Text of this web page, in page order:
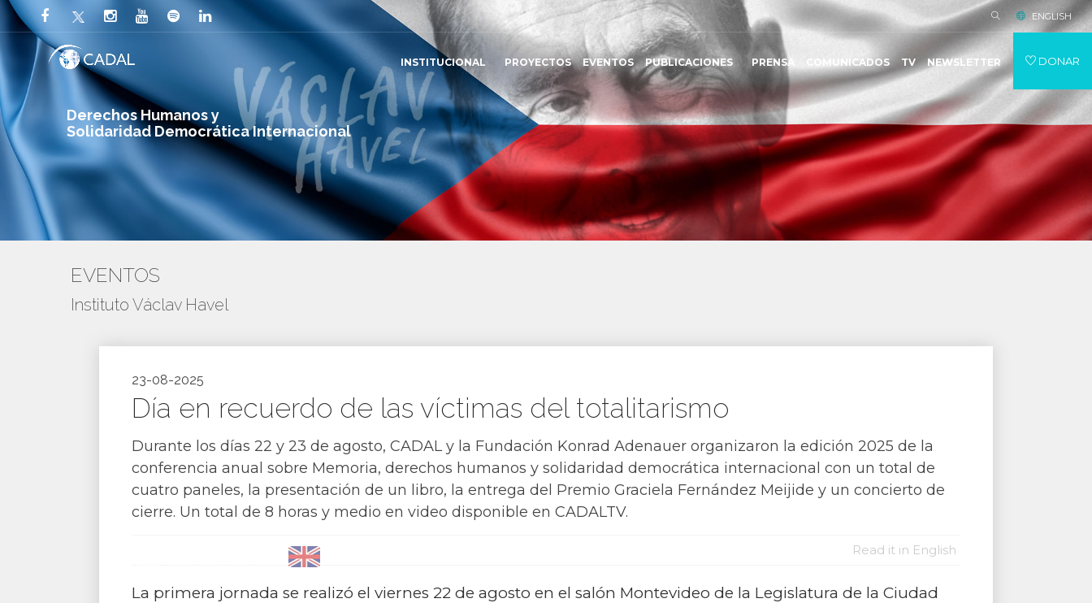
Derechos Humanos y
Solidaridad Democrática Internacional
ENGLISH
INSTITUCIONAL PROYECTOS EVENTOS PUBLICACIONES PRENSA COMUNICADOS TV NEWSLETTER DONAR
EVENTOS
Instituto Václav Havel
23-08-2025
Día en recuerdo de las víctimas del totalitarismo
Durante los días 22 y 23 de agosto, CADAL y la Fundación Konrad Adenauer organizaron la edición 2025 de la
conferencia anual sobre Memoria, derechos humanos y solidaridad democrática internacional con un total de
cuatro paneles, la presentación de un libro, la entrega del Premio Graciela Fernández Meijide y un concierto de
cierre. Un total de 8 horas y medio en video disponible en CADALTV.
Read it in English
La primera jornada se realizó el viernes 22 de agosto en el salón Montevideo de la Legislatura de la Ciudad